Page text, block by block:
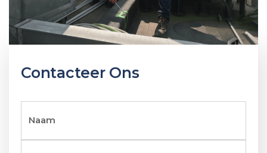
Contacteer Ons